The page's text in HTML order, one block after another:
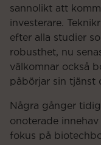
sannolikt att
investerare.
efter alla studier
robusthet, nu
välkomnar också
påbörjar sin tjänst
Några gånger
onoterade innehav
fokus på